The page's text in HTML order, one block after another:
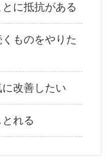
に抵抗がある
ものをやりた
改善したい
れる